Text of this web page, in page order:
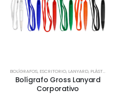
BOLÍGRAFOS, ESCRITORIO, LANYARD, PLÁSTICOS Y MASIVOS
Bolígrafo Gross Lanyard
Corporativo